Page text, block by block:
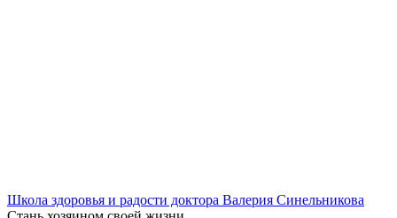
Школа здоровья и радости доктора Валерия Синельникова